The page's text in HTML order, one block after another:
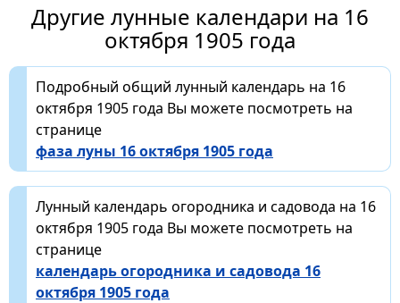
Другие лунные календари на 16
октября 1905 года
Подробный общий лунный календарь на 16
октября 1905 года Вы можете посмотреть на
странице
фаза луны 16 октября 1905 года
Лунный календарь огородника и садовода на 16
октября 1905 года Вы можете посмотреть на
странице
календарь огородника и садовода 16
октября 1905 года